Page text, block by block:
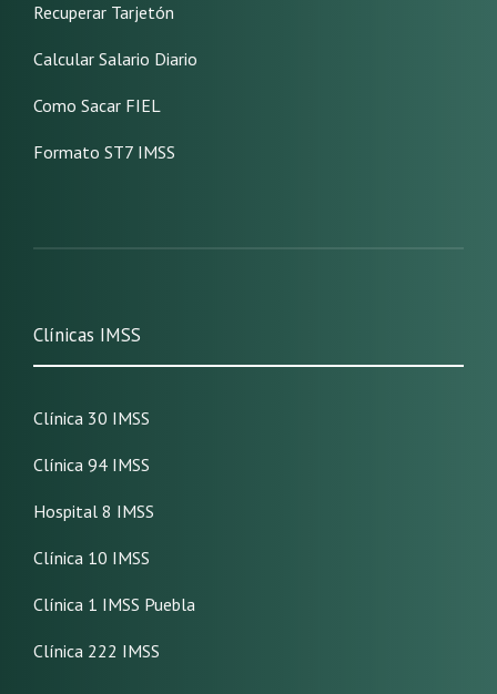
Recuperar Tarjetón
Calcular Salario Diario
Como Sacar FIEL
Formato ST7 IMSS
Clínicas IMSS
Clínica 30 IMSS
Clínica 94 IMSS
Hospital 8 IMSS
Clínica 10 IMSS
Clínica 1 IMSS Puebla
Clínica 222 IMSS